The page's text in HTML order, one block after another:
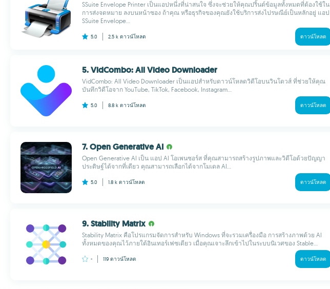
SSuite Envelope Printer เป็นแอปหนึ่งที่น่าสนใจ ซึ่งจะช่วยให้คุณปริ้นต์ข้อมูลทั้งหมดที่ต้องใช้ใน
การส่งจดหมาย ลงบนหน้าซอง ถ้าคุณ หรือธุรกิจของคุณยังใช้บริการส่งไปรษณีย์เป็นหลักอยู่ แอป
SSuite Envelope...
5.0 2.5 k ดาวน์โหลด ดาวน์โหลด
5. VidCombo: All Video Downloader
VidCombo: All Video Downloader เป็นแอปสำหรับดาวน์โหลดวิดีโอบนวินโดวส์ ที่ช่วยให้คุณ
บันทึกวิดีโอจาก YouTube, TikTok, Facebook, Instagram...
5.0 8.8 k ดาวน์โหลด ดาวน์โหลด
7. Open Generative AI
Open Generative AI เป็น แอป AI โอเพนซอร์ส ที่คุณสามารถสร้างรูปภาพและวิดีโอด้วยปัญญา
ประดิษฐ์ได้จากที่เดียว คุณสามารถเลือกได้จากโมเดล AI...
5.0 1.8 k ดาวน์โหลด ดาวน์โหลด
9. Stability Matrix
Stability Matrix คือโปรแกรมจัดการสำหรับ Windows ที่จะรวมเครื่องมือ การสร้างภาพด้วย AI
ทั้งหมดของคุณไว้ภายใต้อินเทอร์เฟซเดียว เมื่อคุณเจาะลึกเข้าไปในระบบนิเวศของ Stable...
- 119 ดาวน์โหลด ดาวน์โหลด